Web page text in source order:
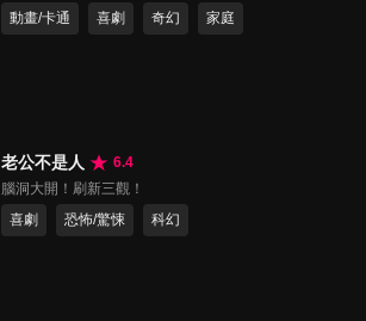
動畫/卡通
喜劇 奇幻 家庭
老公不是人
6.4
腦洞大開！刷新三觀！
喜劇
恐怖/驚悚 科幻